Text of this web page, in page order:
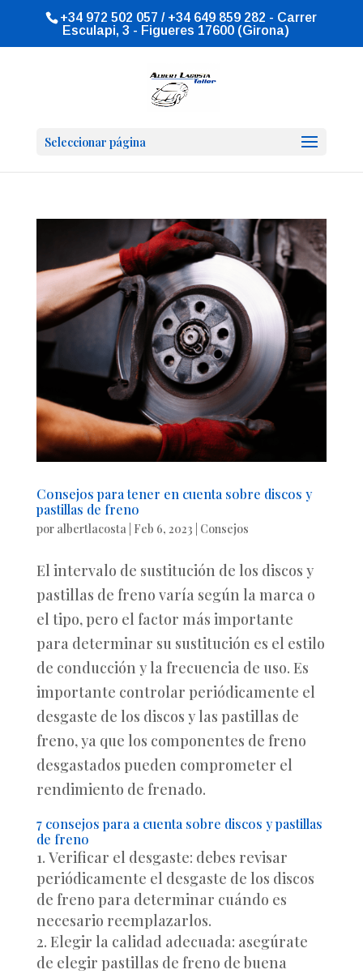
+34 972 502 057 / +34 649 859 282 - Carrer
Esculapi, 3 - Figueres 17600 (Girona)
Seleccionar página
Consejos para tener en cuenta sobre discos y
pastillas de freno
por albertlacosta| Feb 6, 2023 Consejos
El intervalo de sustitución de los discos y
pastillas de freno varía según la marca o
el tipo, pero el factor más importante
para determinar su sustitución es el estilo
de conducción y la frecuencia de uso. Es
importante controlar periódicamente el
desgaste de los discos y las pastillas de
freno, ya que los componentes de freno
desgastados pueden comprometer el
rendimiento de frenado.
7 consejos para a cuenta sobre discos y pastillas
de freno
Verificar el desgaste: debes revisar
periódicamente el desgaste de los discos
de freno para determinar cuándo es
necesario reemplazarlos.
Elegir la calidad adecuada: asegúrate
de elegir pastillas de freno de buena